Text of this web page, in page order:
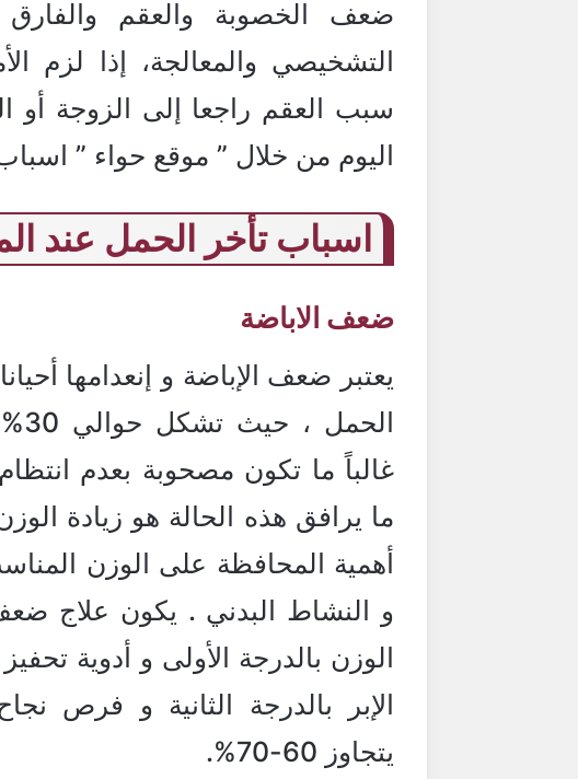
ضعف الخصوبة والعقم
التشخيصي والمعالجة، إذا لزم
سبب العقم راجعا إلى الزوجة أو
اليوم من خلال ” موقع حواء ”
اسباب تأخر الحمل عند
ضعف الاباضة
يعتبر ضعف الإباضة و إنعدامها
غالباً ما تكون مصحوبة بعدم
ما يرافق هذه الحالة هو زيادة
أهمية المحافظة على الوزن
و النشاط البدني . يكون علاج
الوزن بالدرجة الأولى و أدوية
الإبر بالدرجة الثانية و فرص
يتجاوز 60-70%.